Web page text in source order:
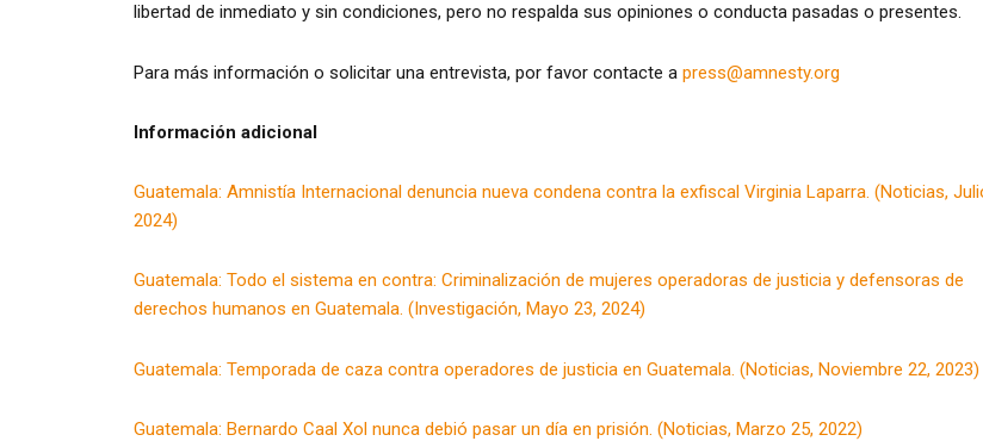
libertad de inmediato y sin condiciones, pero no respalda sus opiniones o conducta pasadas o presentes.
Para más información o solicitar una entrevista, por favor contacte a press@amnesty.org
Información adicional
Guatemala: Amnistía Internacional denuncia nueva condena contra la exfiscal Virginia Laparra. (Noticias,
2024)
Guatemala: Todo el sistema en contra: Criminalización de mujeres operadoras de justicia y defensoras de
derechos humanos en Guatemala. (Investigación, Mayo 23, 2024)
Guatemala: Temporada de caza contra operadores de justicia en Guatemala. (Noticias, Noviembre 22, 2023)
Guatemala: Bernardo Caal Xol nunca debió pasar un día en prisión. (Noticias, Marzo 25, 2022)